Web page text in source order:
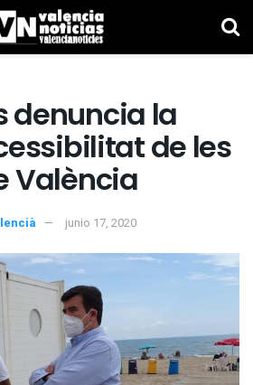
denuncia la
de les
València
junio 17, 2020